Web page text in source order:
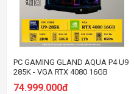
PC GAMING GLAND AQUA P4 U9
285K - VGA RTX 4080 16GB
74.999.000đ